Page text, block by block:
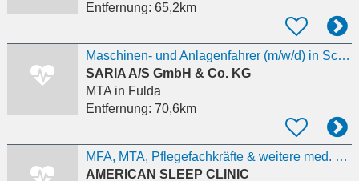
Entfernung: 65,2km
Maschinen- und Anlagenfahrer (m/w/d) in Schwalmtal-Hopfgarten
SARIA A/S GmbH & Co. KG
MTAin Fulda
Entfernung: 70,6km
MFA, MTA, Pflegefachkräfte & weitere med. Berufsqualifikationen– Englisch erforderlich
AMERICAN SLEEP CLINIC